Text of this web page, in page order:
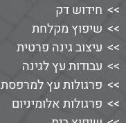
חידוש דק
שיפוץ מקלחת
עיצוב גינה פרטית
עבודות עץ לגינה
פרגולות עץ למרפסת
פרגולות אלומיניום